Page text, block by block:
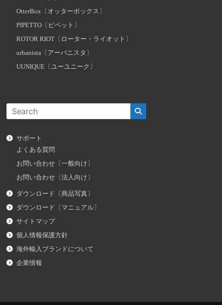
OtterBox〔オッターボックス〕
PIPETTO〔ピペット〕
ROTOR RIOT〔ローター・ライオット〕
urbanista〔アーバニスタ〕
UUNIQUE〔ユーユニーク〕
サポート
よくある質問
お問い合わせ〔一般向け〕
お問い合わせ〔法人向け〕
ダウンロード〔商品写真〕
ダウンロード〔マニュアル〕
サイトマップ
個人情報保護方針
海外輸入ブランドについて
企業情報